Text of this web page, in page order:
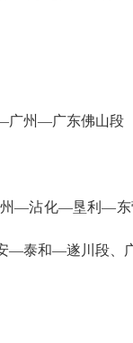
州—广东佛山段
—沾化—垦利—
—泰和—遂川段、